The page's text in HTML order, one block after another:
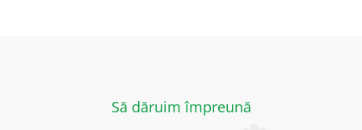
Să dăruim împreună